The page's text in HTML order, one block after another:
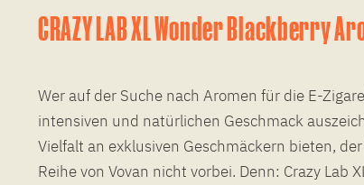
CRAZY LAB XL Wonder Blackberry
Wer auf der Suche nach Aromen für die E-
intensiven und natürlichen Geschmack
Vielfalt an exklusiven Geschmäckern bieten,
Reihe von Vovan nicht vorbei. Denn: Crazy Lab